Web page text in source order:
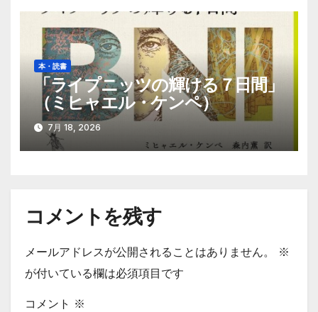
本・読書
「ライプニッツの輝ける７日間」
（ミヒャエル・ケンペ）
7月 18, 2026
コメントを残す
メールアドレスが公開されることはありません。
※
が付いている欄は必須項目です
コメント ※